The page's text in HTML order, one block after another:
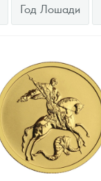
Год Лошади